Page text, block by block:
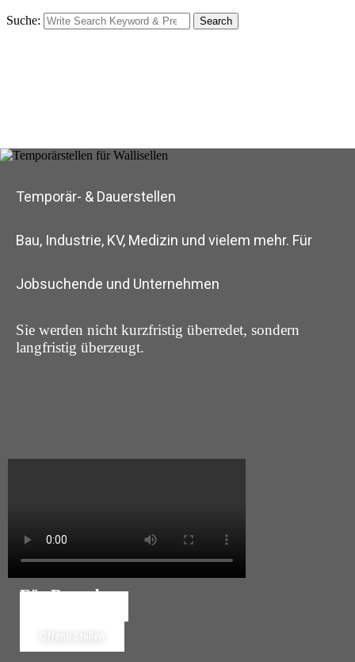
Suche: Search
Temporär- & Dauerstellen
Bau, Industrie, KV, Medizin und vielem mehr. Für
Jobsuchende und Unternehmen
Sie werden nicht kurzfristig überredet, sondern
langfristig überzeugt.
Für Bewerber